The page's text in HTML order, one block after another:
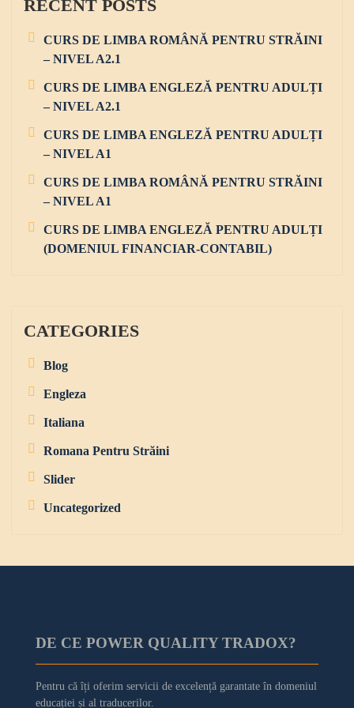
f
o
RECENT POSTS
CURS DE LIMBA ROMÂNĂ PENTRU STRĂINI
– NIVEL A2.1
CURS DE LIMBA ENGLEZĂ PENTRU ADULȚI
– NIVEL A2.1
CURS DE LIMBA ENGLEZĂ PENTRU ADULȚI
– NIVEL A1
CURS DE LIMBA ROMÂNĂ PENTRU STRĂINI
– NIVEL A1
CURS DE LIMBA ENGLEZĂ PENTRU ADULȚI
(DOMENIUL FINANCIAR-CONTABIL)
CATEGORIES
Blog
Engleza
Italiana
Romana Pentru Străini
Slider
Uncategorized
DE CE POWER QUALITY TRADOX?
Pentru că îți oferim servicii de excelență garantate în domeniul
educației și al traducerilor.